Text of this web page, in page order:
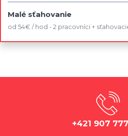
Malé sťahovanie
od 54€ / hod - 2 pracovníci +
+421 907